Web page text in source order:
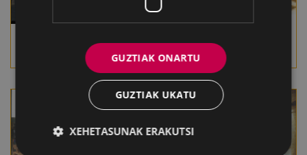
Muguruza aita-
semeak
1908
GUZTIAK ONARTU
GUZTIAK UKATU
XEHETASUNAK ERAKUTSI